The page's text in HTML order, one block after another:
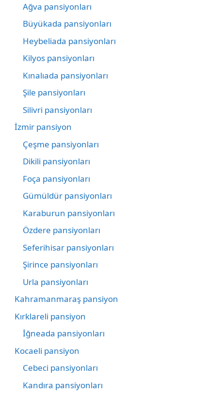
Ağva pansiyonları
Büyükada pansiyonları
Heybeliada pansiyonları
Kilyos pansiyonları
Kınalıada pansiyonları
Şile pansiyonları
Silivri pansiyonları
İzmir pansiyon
Çeşme pansiyonları
Dikili pansiyonları
Foça pansiyonları
Gümüldür pansiyonları
Karaburun pansiyonları
Özdere pansiyonları
Seferihisar pansiyonları
Şirince pansiyonları
Urla pansiyonları
Kahramanmaraş pansiyon
Kırklareli pansiyon
İğneada pansiyonları
Kocaeli pansiyon
Cebeci pansiyonları
Kandıra pansiyonları